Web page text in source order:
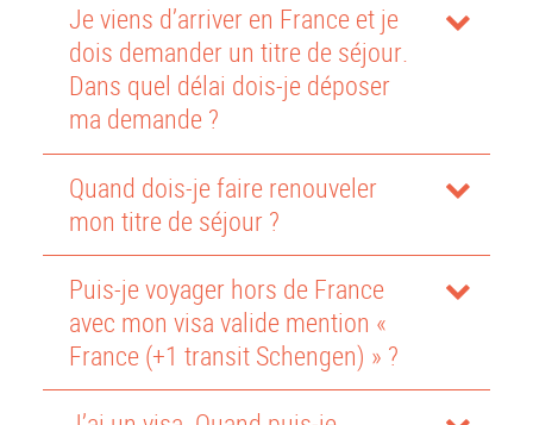
Je viens d’arriver en France et je
dois demander un titre de séjour.
Dans quel délai dois-je déposer
ma demande ?
Quand dois-je faire renouveler
mon titre de séjour ?
Puis-je voyager hors de France
avec mon visa valide mention «
France (+1 transit Schengen) » ?